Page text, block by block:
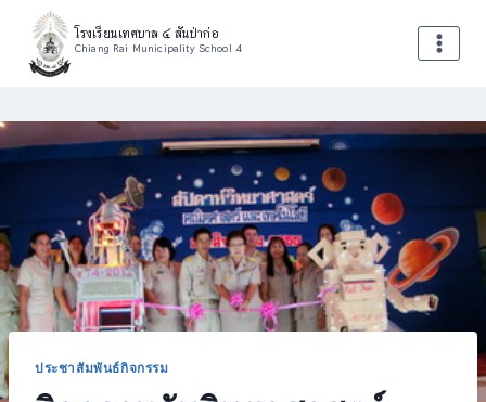
content
โรงเรียนเทศบาล ๔ สันป่าก่อ
Chiang Rai Municipality School 4
ประชาสัมพันธ์กิจกรรม